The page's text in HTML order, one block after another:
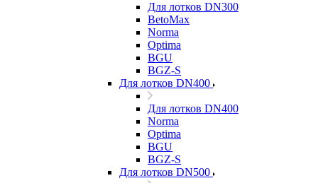
Для лотков DN300
BetoMax
Norma
Optima
BGU
BGZ-S
Для лотков DN400
Для лотков DN400
Norma
Optima
BGU
BGZ-S
Для лотков DN500